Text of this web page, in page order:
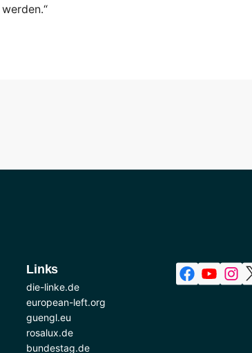
Links
die-linke.de
european-left.org
guengl.eu
rosalux.de
bundestag.de